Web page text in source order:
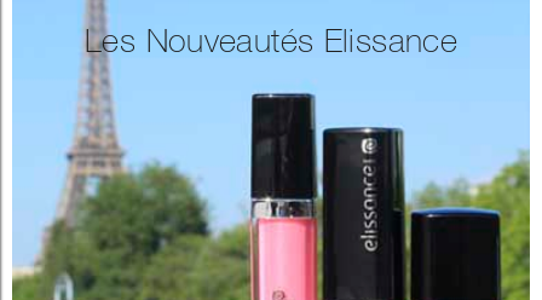
Les Nouveautés Elissance